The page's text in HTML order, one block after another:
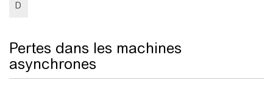
D
Pertes dans les machines
asynchrones